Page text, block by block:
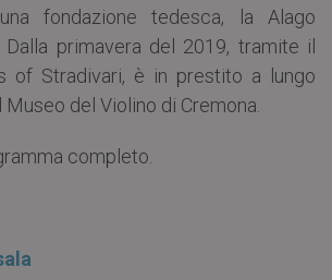
fondazione tedesca, la Alago
Dalla primavera del 2019, tramite il
of Stradivari, è in prestito a lungo
del Violino di Cremona.
completo.